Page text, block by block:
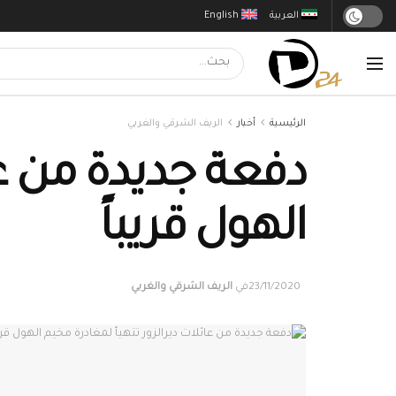
English العربية
الرئيسية أخبار الريف الشرقي والغربي
دفعة جديدة من
الهول قريباً
23/11/2020في الريف الشرقي والغربي